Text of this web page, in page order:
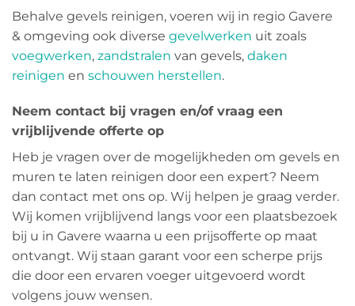
Behalve gevels reinigen, voeren wij in regio Gavere
& omgeving ook diverse gevelwerken uit zoals
voegwerken, zandstralen van gevels, daken
reinigen en schouwen herstellen.
Neem contact bij vragen en/of vraag een
vrijblijvende offerte op
Heb je vragen over de mogelijkheden om gevels en
muren te laten reinigen door een expert? Neem
dan contact met ons op. Wij helpen je graag verder.
Wij komen vrijblijvend langs voor een plaatsbezoek
bij u in Gavere waarna u een prijsofferte op maat
ontvangt. Wij staan garant voor een scherpe prijs
die door een ervaren voeger uitgevoerd wordt
volgens jouw wensen.